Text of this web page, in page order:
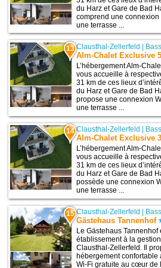
du Harz et Gare de Bad
comprend une connexion
une terrasse ...
13 Clausthal-Zellerfeld
Alm-Chalet Exclusive 5
L’hébergement Alm-
vous accueille à
31 km de ces lieux
du Harz et Gare de Bad
propose une connexion
une terrasse ...
14 Clausthal-Zellerfeld
Alm-Chalet Exclusive 3
L’hébergement Alm-
vous accueille à
31 km de ces lieux
du Harz et Gare de Bad
possède une connexion
une terrasse ...
15 Clausthal-Zellerfeld
Gästehaus Tannenhof
Le Gästehaus Tannenhof
établissement à la
Clausthal-Zellerfeld. Il
hébergement confortable
Wi-Fi gratuite au cœur de